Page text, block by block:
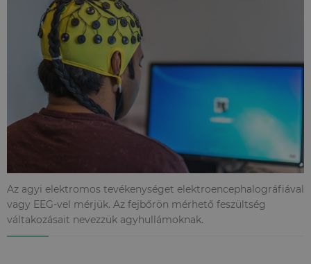
Az agyi elektromos tevékenységet elektroencephalográfiával
vagy EEG-vel mérjük. Az fejbőrön mérhető feszültség
váltakozásait nevezzük agyhullámoknak.